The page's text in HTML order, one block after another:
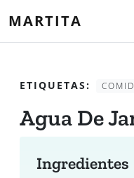
MARTITA
ETIQUETAS:
Agua De
Ingredientes